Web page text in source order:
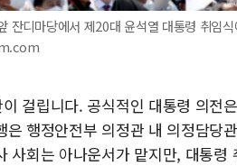
잔디마당에서 제20대 윤석열 대통령 취임
걸립니다. 공식적인 대통령 의전
행정안전부 의정관 내 의정담당
사회는 아나운서가 맡지만, 대통령